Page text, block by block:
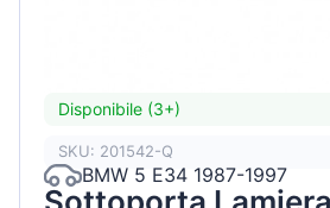
Disponibile (3+)
SKU: 201542-Q
BMW 5 E34 1987-1997